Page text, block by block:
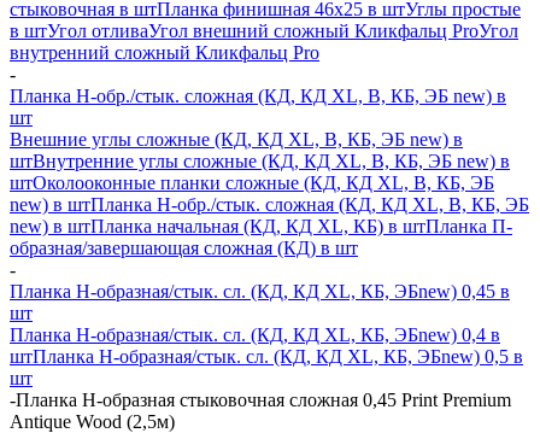
стыковочная в штПланка финишная 46х25 в штУглы простые
в штУгол отливаУгол внешний сложный Кликфальц ProУгол
внутренний сложный Кликфальц Pro
-
Планка H-обр./стык. сложная (КД, КД XL, В, КБ, ЭБ new) в
шт
Внешние углы сложные (КД, КД XL, В, КБ, ЭБ new) в
штВнутренние углы сложные (КД, КД XL, В, КБ, ЭБ new) в
штОколооконные планки сложные (КД, КД XL, В, КБ, ЭБ
new) в штПланка H-обр./стык. сложная (КД, КД XL, В, КБ, ЭБ
new) в штПланка начальная (КД, КД XL, КБ) в штПланка П-
образная/завершающая сложная (КД) в шт
-
Планка H-образная/стык. сл. (КД, КД XL, КБ, ЭБnew) 0,45 в
шт
Планка H-образная/стык. сл. (КД, КД XL, КБ, ЭБnew) 0,4 в
штПланка H-образная/стык. сл. (КД, КД XL, КБ, ЭБnew) 0,5 в
шт
-Планка Н-образная стыковочная сложная 0,45 Print Premium
Antique Wood (2,5м)